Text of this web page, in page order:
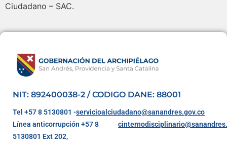
Ciudadano – SAC.
NIT: 892400038-2 / CODIGO DANE: 88001
Tel +57 8 5130801 -servicioalciudadano@sanandres.gov.co
Línea anticorrupción +57 8
5130801 Ext 202,